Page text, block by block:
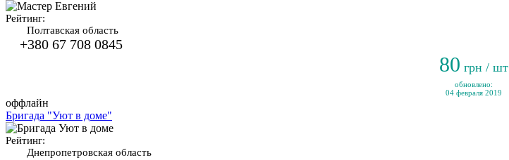
Рейтинг:
Полтавская область
+380 67 708 0845
80 грн / шт
обновлено:
04 февраля 2019
оффлайн
Бригада "Уют в доме"
Рейтинг:
Днепропетровская область